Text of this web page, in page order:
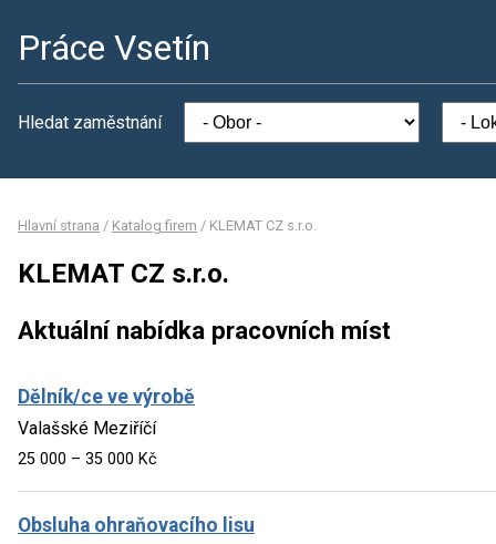
Práce Vsetín
Hledat zaměstnání
Hlavní strana / Katalog firem / KLEMAT CZ s.r.o.
KLEMAT CZ s.r.o.
Aktuální nabídka pracovních míst
Dělník/ce ve výrobě
Valašské Meziříčí
25 000 – 35 000 Kč
Obsluha ohraňovacího lisu